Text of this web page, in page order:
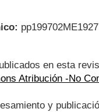
en esta
Atribución -No
y